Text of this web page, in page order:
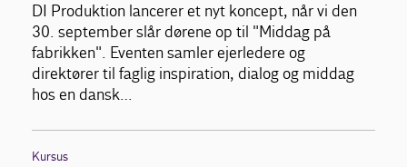
DI Produktion lancerer et nyt koncept, når vi den
30. september slår dørene op til "Middag på
fabrikken". Eventen samler ejerledere og
direktører til faglig inspiration, dialog og middag
hos en dansk…
Kursus